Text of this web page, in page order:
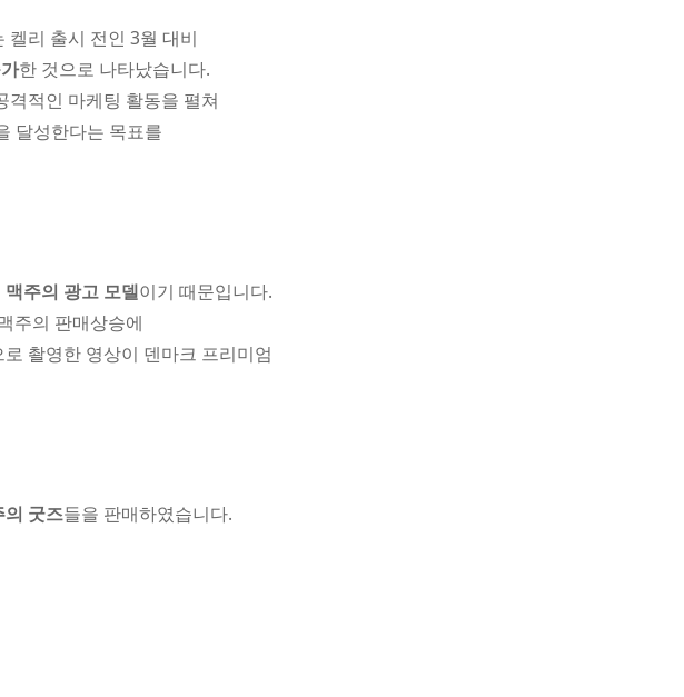
켈리 출시 전인 3월 대비
한 것으로 나타났습니다.
적인 마케팅 활동을 펼쳐
달성한다는 목표를
주의 광고 모델이기 때문입니다.
주의 판매상승에
촬영한 영상이 덴마크 프리미엄
의 굿즈들을 판매하였습니다.